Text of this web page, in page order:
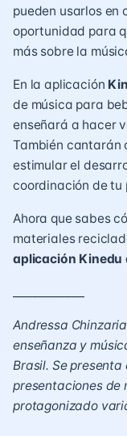
pueden usarlos en
oportunidad para
más sobre la
En la aplicación
de música para
enseñará a hacer
También cantarán
estimular el
coordinación de tu
Ahora que sabes
materiales
aplicación Kinedu
Andressa
enseñanza y
Brasil. Se
presentaciones de
protagonizado